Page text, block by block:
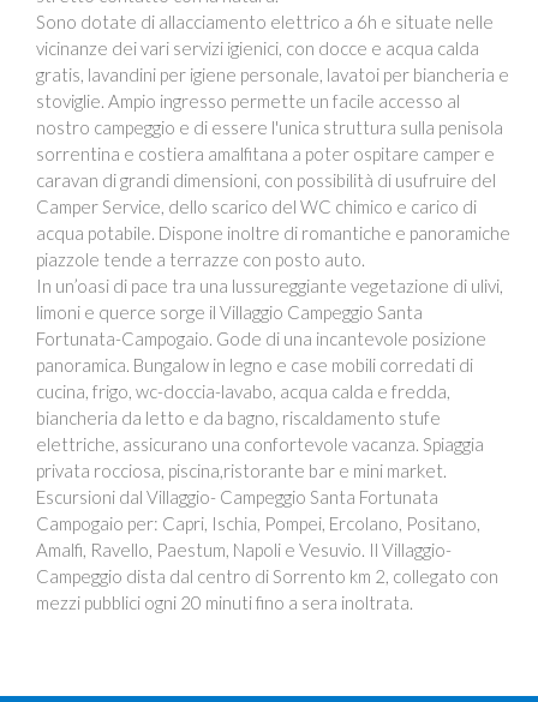
Sono dotate di allacciamento elettrico a 6h e situate nelle
vicinanze dei vari servizi igienici, con docce e acqua calda
gratis, lavandini per igiene personale, lavatoi per biancheria e
stoviglie. Ampio ingresso permette un facile accesso al
nostro campeggio e di essere l'unica struttura sulla penisola
sorrentina e costiera amalfitana a poter ospitare camper e
caravan di grandi dimensioni, con possibilità di usufruire del
Camper Service, dello scarico del WC chimico e carico di
acqua potabile. Dispone inoltre di romantiche e panoramiche
piazzole tende a terrazze con posto auto.
In un’oasi di pace tra una lussureggiante vegetazione di ulivi,
limoni e querce sorge il Villaggio Campeggio Santa
Fortunata-Campogaio. Gode di una incantevole posizione
panoramica. Bungalow in legno e case mobili corredati di
cucina, frigo, wc-doccia-lavabo, acqua calda e fredda,
biancheria da letto e da bagno, riscaldamento stufe
elettriche, assicurano una confortevole vacanza. Spiaggia
privata rocciosa, piscina,ristorante bar e mini market.
Escursioni dal Villaggio- Campeggio Santa Fortunata
Campogaio per: Capri, Ischia, Pompei, Ercolano, Positano,
Amalfi, Ravello, Paestum, Napoli e Vesuvio. Il Villaggio-
Campeggio dista dal centro di Sorrento km 2, collegato con
mezzi pubblici ogni 20 minuti fino a sera inoltrata.